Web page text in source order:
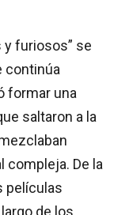
y furiosos” se
continúa
formar una
saltaron a la
compleja. De la
películas
de los